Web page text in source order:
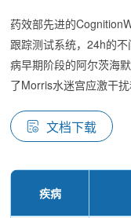
药效部先进的
跟踪测试系统，24h的
病早期阶段的阿尔茨海
了Morris水迷宫应激干扰
文档下载
疾病